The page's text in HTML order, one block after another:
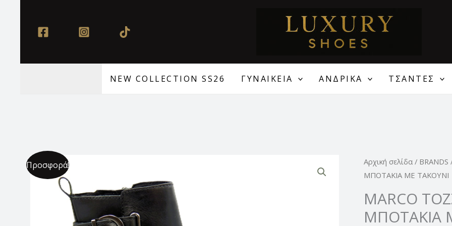
περιεχόμενο
NEW COLLECTION SS26 ΓΥΝΑΙΚΕΙΑ ΑΝΔΡΙΚΑ ΤΣΑΝΤΕΣ
Προσφορά! Αρχική σελίδα/ BRANDS
ΜΠΟΤΑΚΙΑ ΜΕ ΤΑΚΟΥΝΙ
MARCO
ΜΠΟΤΑΚΙΑ
Original
price
89,00 €.
MARCO
TOZZI
ΔΕΡΜΑΤΙΝΑ
ΜΠΟΤΑΚΙΑ